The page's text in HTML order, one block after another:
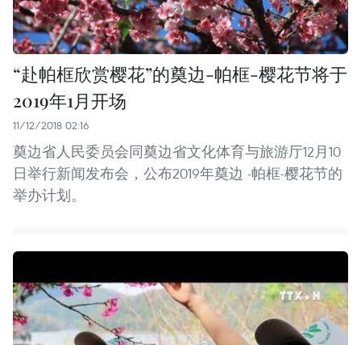
“赴帕框欣赏樱花”的奠边-帕框-樱花节将于
2019年1月开场
11/12/2018 02:16
奠边省人民委员会同奠边省文化体育与旅游厅12月10
日举行新闻发布会，公布2019年奠边 -帕框-樱花节的
举办计划。